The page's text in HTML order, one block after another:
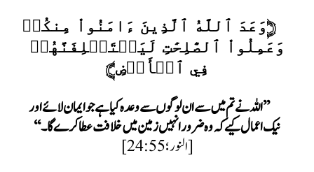
﴿وَعَدَ ٱللَّهُ ٱلَّذِينَ ءَامَنُواْ مِنكُمۡ
وَعَمِلُواْ ٱلصَّٰلِحَٰتِ لَيَسۡتَخۡلِفَنَّهُمۡ
فِي ٱلۡأَرۡضِ﴾
’’اللہ نے تم میں سے ان لوگوں سے وعدہ کیا ہے جو ایمان لائے اور
نیک اعمال کیے کہ وہ ضرور انہیں زمین میں خلافت عطا کرے گا۔‘‘
[النور؛ 24:55]